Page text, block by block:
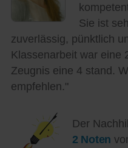
Sie ist
zuverlässig, pünktlich
Klassenarbeit war eine
Zeugnis eine 4 stand.
empfehlen."
Der
2 Noten